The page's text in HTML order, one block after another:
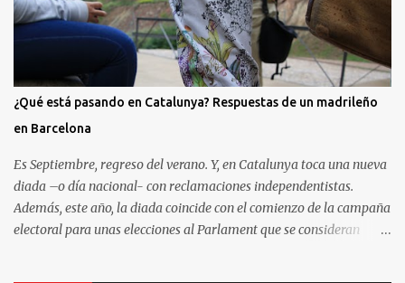
¿Qué está pasando en Catalunya? Respuestas de un madrileño
en Barcelona
Es Septiembre, regreso del verano. Y, en Catalunya toca una nueva
diada –o día nacional- con reclamaciones independentistas.
Además, este año, la diada coincide con el comienzo de la campaña
electoral para unas elecciones al Parlament que se consideran